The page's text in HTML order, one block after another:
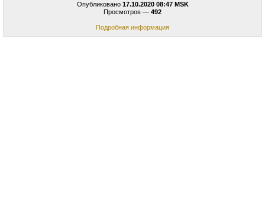
Опубликовано 17.10.2020 08:47 MSK
Просмотров — 492
Подробная информация